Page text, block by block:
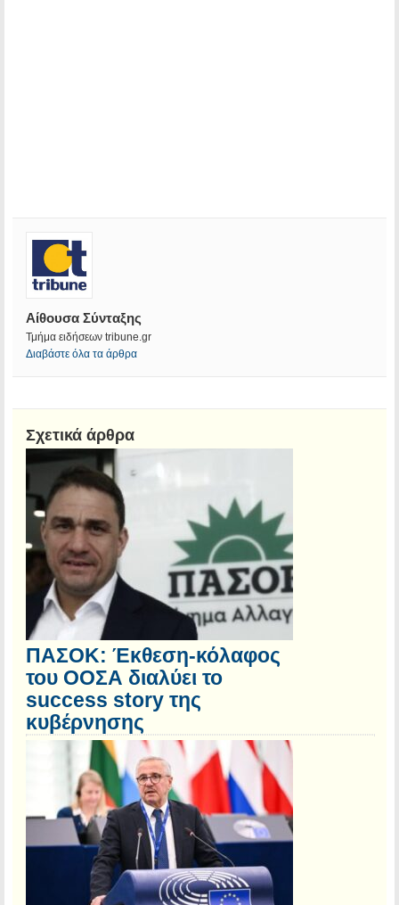
Αίθουσα Σύνταξης
Τμήμα ειδήσεων tribune.gr
Διαβάστε όλα τα άρθρα
Σχετικά άρθρα
ΠΑΣΟΚ: Έκθεση-κόλαφος
του ΟΟΣΑ διαλύει το
success story της
κυβέρνησης